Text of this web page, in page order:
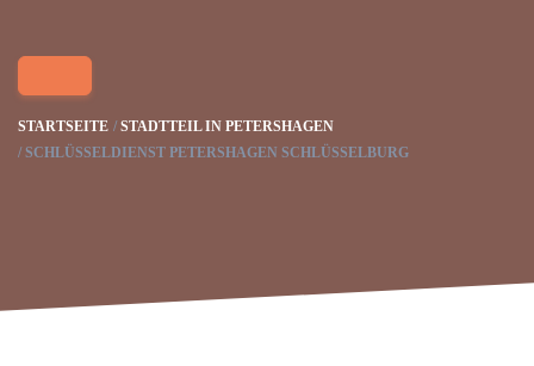
STARTSEITE
STADTTEIL IN PETERSHAGEN
SCHLÜSSELDIENST PETERSHAGEN SCHLÜSSELBURG